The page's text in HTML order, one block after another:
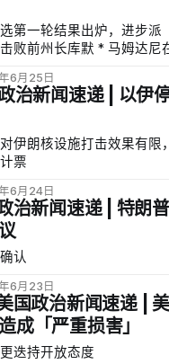
作人员无权进入伊朗进行
构至少应该「明确谴责美
伊朗的行动是「对国际外
（ABC News） * 内塔尼亚胡
争胜利：以色列总理内塔
，与特朗普共同庆祝美以
胜利。白宫新闻秘书确认
朗普对此持开放态度。内
败审判推迟两周，称总理
普随后在社交媒体上罕见
判，称其为「政治迫害」
动」内幕：《华尔街日报
第一轮结果出炉，进步派
默 * 马姆达尼在纽约市长
长民主党初选中以明显优
诉支持者「我将成为你们
诺「成为每一个纽约人的
晚是他的夜晚，他应得的
是否在11月大选中参选。
对以独立候选人身份参选
） * 纽约市长民主党初选
分析了马姆达尼在纽约市
尼的乐观魅力吸引
的民主社会主义者以充满
济政策脱颖而出，提出免
金等政策，通过对富人增
。 * 库默品牌失去光彩：
持和2500万美元超级政治
出不感兴趣，他现在必须
6月25日
治新闻速递 | 以伊
伊朗核设施打击效果有限
票
6月24日
治新闻速递 | 特朗
认
6月23日
国政治新闻速递 |
成「严重损害」
迭持开放态度